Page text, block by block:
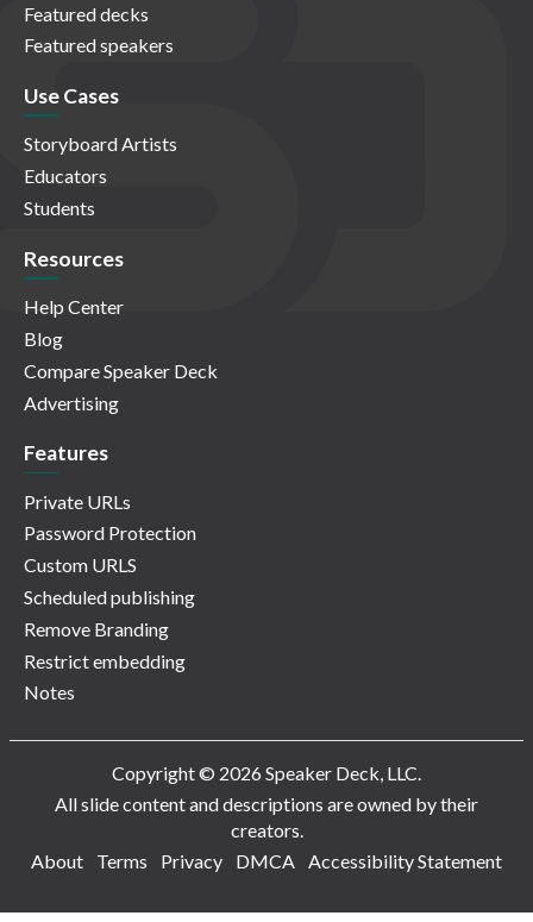
Featured decks
Featured speakers
Use Cases
Storyboard Artists
Educators
Students
Resources
Help Center
Blog
Compare Speaker Deck
Advertising
Features
Private URLs
Password Protection
Custom URLS
Scheduled publishing
Remove Branding
Restrict embedding
Notes
Copyright © 2026 Speaker Deck, LLC.
All slide content and descriptions are owned by their
creators.
About
Terms Privacy DMCA Accessibility Statement